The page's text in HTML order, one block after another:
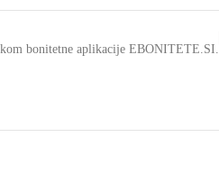
bonitetne aplikacije EBONITETE.SI.